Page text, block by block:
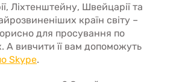
Ліхтенштейну, Швейцарії та
країн світу –
для просування по
А вивчити її вам допоможуть
Skype.